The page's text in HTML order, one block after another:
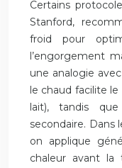
Certains
Stanford,
froid pour
l’engorgement
une analogie
le chaud facilite
lait), tandis
secondaire. Dans
on applique
chaleur avant la